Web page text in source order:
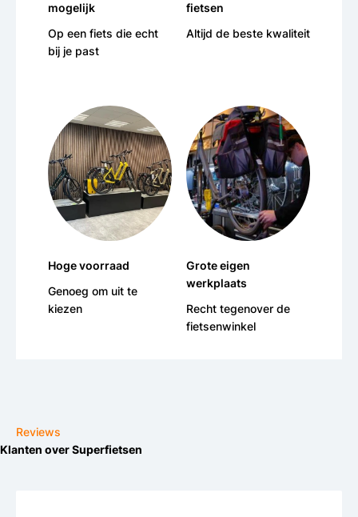
mogelijk
Op een fiets die echt
bij je past
fietsen
Altijd de beste kwaliteit
Hoge voorraad
Genoeg om uit te
kiezen
Grote eigen
werkplaats
Recht tegenover de
fietsenwinkel
Reviews
Klanten over Superfietsen